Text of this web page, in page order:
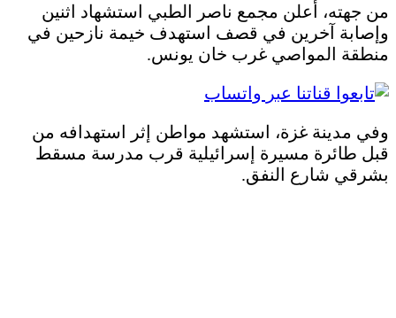
من جهته، أعلن مجمع ناصر الطبي استشهاد اثنين
وإصابة آخرين في قصف استهدف خيمة نازحين في
منطقة المواصي غرب خان يونس.
وفي مدينة غزة، استشهد مواطن إثر استهدافه من
قبل طائرة مسيرة إسرائيلية قرب مدرسة مسقط
بشرقي شارع النفق.